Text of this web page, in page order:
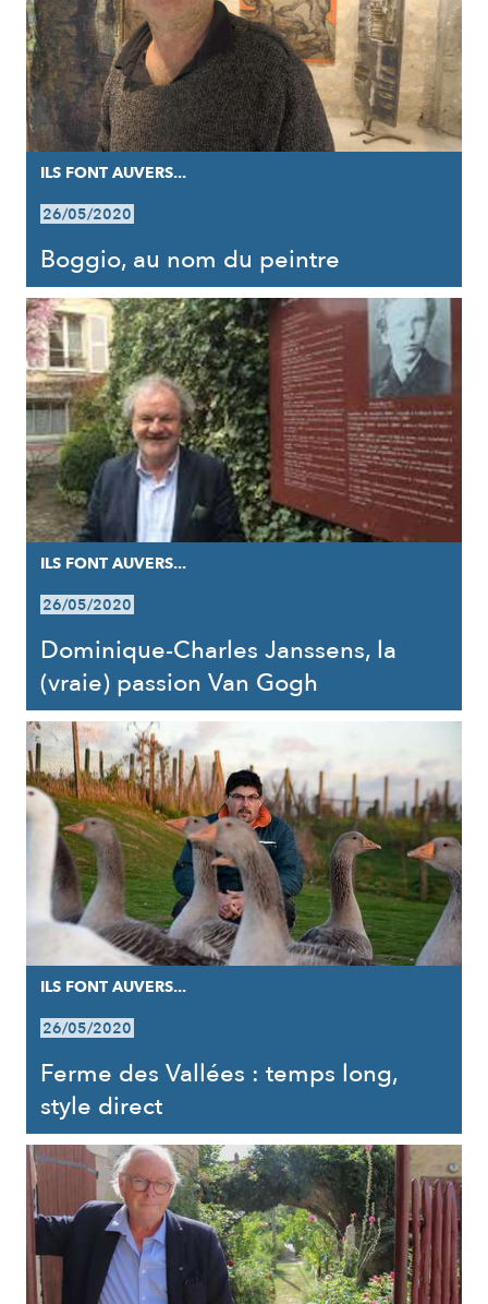
ILS FONT AUVERS...
26/05/2020
Boggio, au nom du peintre
ILS FONT AUVERS...
26/05/2020
Dominique-Charles Janssens, la
(vraie) passion Van Gogh
ILS FONT AUVERS...
26/05/2020
Ferme des Vallées : temps long,
style direct